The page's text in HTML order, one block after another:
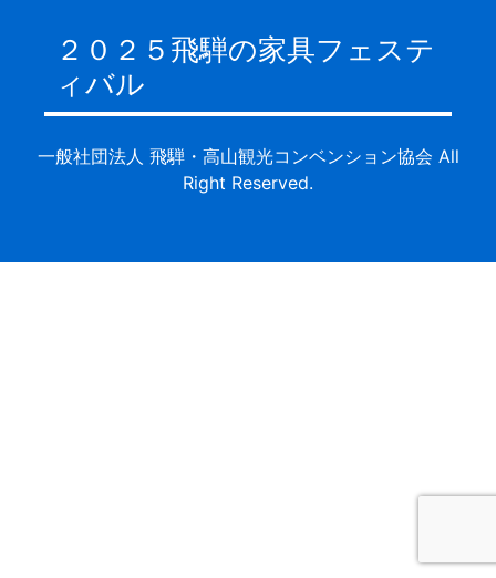
２０２５飛騨の家具フェステ
ィバル
一般社団法人 飛騨・高山観光コンベンション協会 All
Right Reserved.